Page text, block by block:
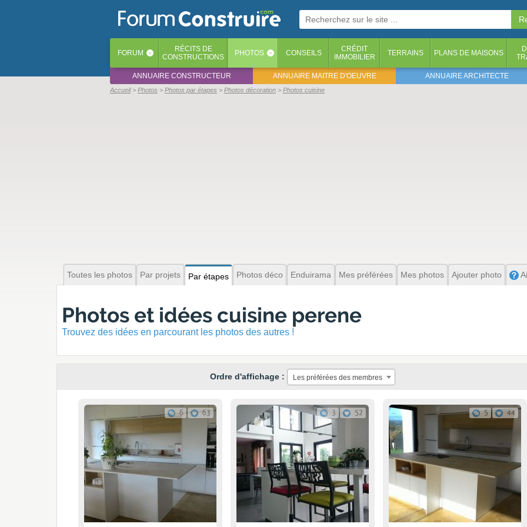
FORUM ‹ RÉCITS DE
CONSTRUCTIONS
PHOTOS ‹ CONSEILS
CRÉDIT
IMMOBILIER
TERRAINS PLANS DE MAISONS
ANNUAIRE CONSTRUCTEUR ANNUAIRE MAITRE D'OEUVRE ANNUAIRE ARCHITECTE
Accueil Photos Photos par étapes Photos décoration Photos cuisine
Toutes les photos Par projets Par étapes Photos déco Enduirama Mes préférées Mes photos Ajouter photo
Photos et idées cuisine perene
Trouvez des idées en parcourant les photos des autres !
Ordre d'affichage : Les préférées des membres
6 63 3 52 5 44